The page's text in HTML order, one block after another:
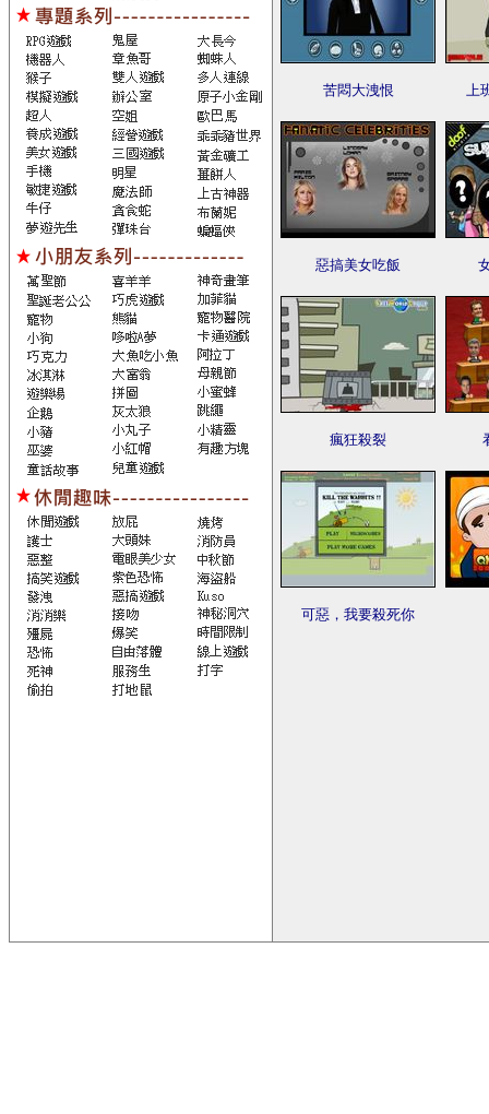
苦悶大洩恨 上
惡搞美女吃飯
瘋狂殺裂
可惡，我要殺死你